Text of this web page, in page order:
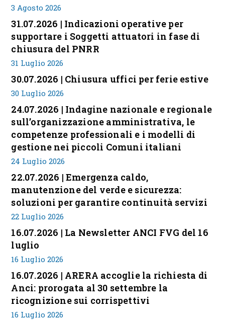
3 Agosto 2026
31.07.2026 | Indicazioni operative per
supportare i Soggetti attuatori in fase di
chiusura del PNRR
31 Luglio 2026
30.07.2026 | Chiusura uffici per ferie estive
30 Luglio 2026
24.07.2026 | Indagine nazionale e regionale
sull’organizzazione amministrativa, le
competenze professionali e i modelli di
gestione nei piccoli Comuni italiani
24 Luglio 2026
22.07.2026 | Emergenza caldo,
manutenzione del verde e sicurezza:
soluzioni per garantire continuità servizi
22 Luglio 2026
16.07.2026 | La Newsletter ANCI FVG del 16
luglio
16 Luglio 2026
16.07.2026 | ARERA accoglie la richiesta di
Anci: prorogata al 30 settembre la
ricognizione sui corrispettivi
16 Luglio 2026